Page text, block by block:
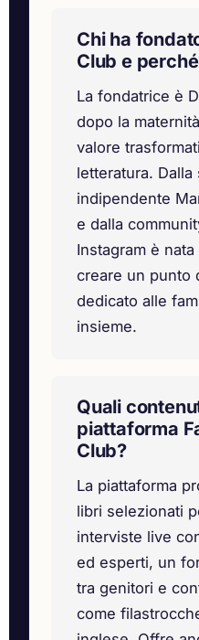
Chi ha
Club e
La fondatrice è
dopo la
valore
letteratura. Dalla
indipendente
e dalla
Instagram è nata
creare un punto
dedicato alle
insieme.
Quali
piattaforma
Club?
La piattaforma
libri selezionati
interviste live
ed esperti, un
tra genitori e
come